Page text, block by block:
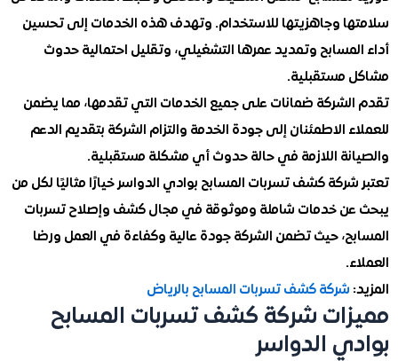
وجاهزيتها للاستخدام. وتهدف هذه الخدمات إلى تحسين
وتمديد عمرها التشغيلي، وتقليل احتمالية حدوث
مستقبلية.
ضمانات على جميع الخدمات التي تقدمها، مما يضمن
الاطمئنان إلى جودة الخدمة والتزام الشركة بتقديم الدعم
اللازمة في حالة حدوث أي مشكلة مستقبلية.
كشف تسربات المسابح بوادي الدواسر خيارًا مثاليًا لكل من
خدمات شاملة وموثوقة في مجال كشف وإصلاح تسربات
حيث تضمن الشركة جودة عالية وكفاءة في العمل ورضا
شركة كشف تسربات المسابح بالرياض
شركة كشف تسربات المسابح
الدواسر